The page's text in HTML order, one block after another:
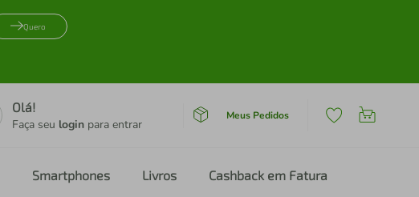
Quero
Olá!
Faça seu login para entrar
Meus Pedidos
Smartphones Livros Cashback em Fatura